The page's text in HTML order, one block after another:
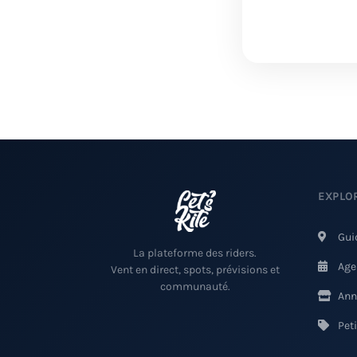
La plateforme des riders.
Vent en direct, spots, prévisions et
communauté.